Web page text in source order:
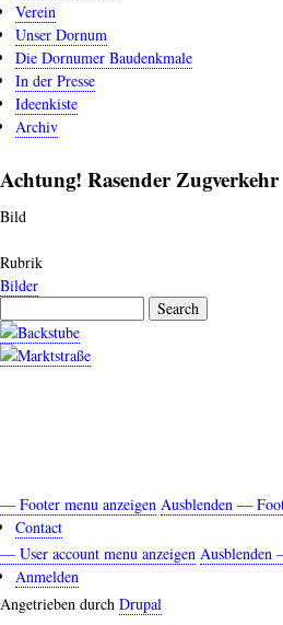
Verein
Unser Dornum
Die Dornumer Baudenkmale
In der Presse
Ideenkiste
Archiv
Achtung! Rasender Zugverkehr
Bild
Rubrik
Bilder
Footer
menu
— Footer menu anzeigen Ausblenden —
Contact
User
account
— User account menu anzeigen Ausblenden
Anmelden
Angetrieben durch Drupal